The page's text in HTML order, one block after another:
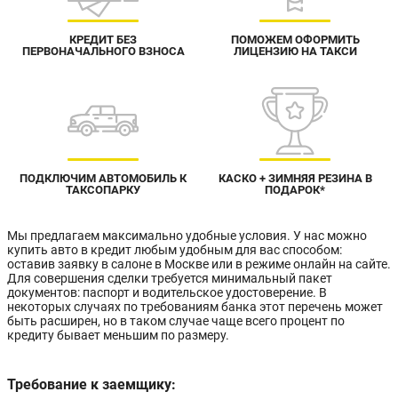
КРЕДИТ БЕЗ
ПЕРВОНАЧАЛЬНОГО ВЗНОСА
ПОМОЖЕМ ОФОРМИТЬ
ЛИЦЕНЗИЮ НА ТАКСИ
ПОДКЛЮЧИМ АВТОМОБИЛЬ К
ТАКСОПАРКУ
КАСКО + ЗИМНЯЯ РЕЗИНА В
ПОДАРОК*
Мы предлагаем максимально удобные условия. У нас можно
купить авто в кредит любым удобным для вас способом:
оставив заявку в салоне в Москве или в режиме онлайн на сайте.
Для совершения сделки требуется минимальный пакет
документов: паспорт и водительское удостоверение. В
некоторых случаях по требованиям банка этот перечень может
быть расширен, но в таком случае чаще всего процент по
кредиту бывает меньшим по размеру.
Требование к заемщику: